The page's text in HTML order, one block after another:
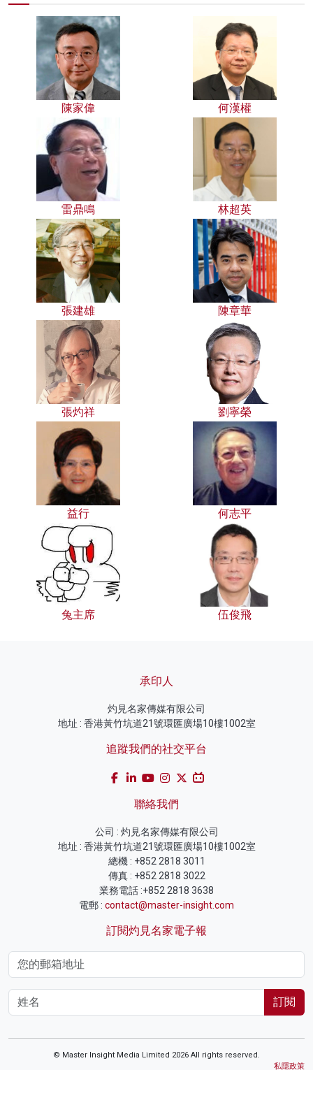
陳家偉 何漢權
雷鼎鳴 林超英
張建雄 陳章華
張灼祥 劉寧榮
益行 何志平
兔主席 伍俊飛
承印人
灼見名家傳媒有限公司
地址 : 香港黃竹坑道21號環匯廣場10樓1002室
追蹤我們的社交平台
聯絡我們
公司 : 灼見名家傳媒有限公司
地址 : 香港黃竹坑道21號環匯廣場10樓1002室
總機 : +852 2818 3011
傳真 : +852 2818 3022
業務電話 :+852 2818 3638
電郵 : contact@master-insight.com
訂閱灼見名家電子報
訂閱
© Master Insight Media Limited 2026 All rights reserved.
私隱政策